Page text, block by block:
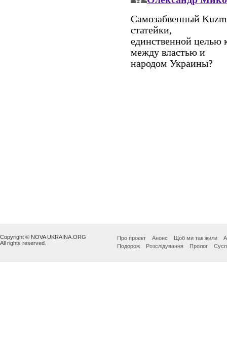
Copyright © NOVA UKRAINA.ORG
All rights reserved.
Про проект Анонс Щоб ми так жили
Подорож
Розслідування Пролог